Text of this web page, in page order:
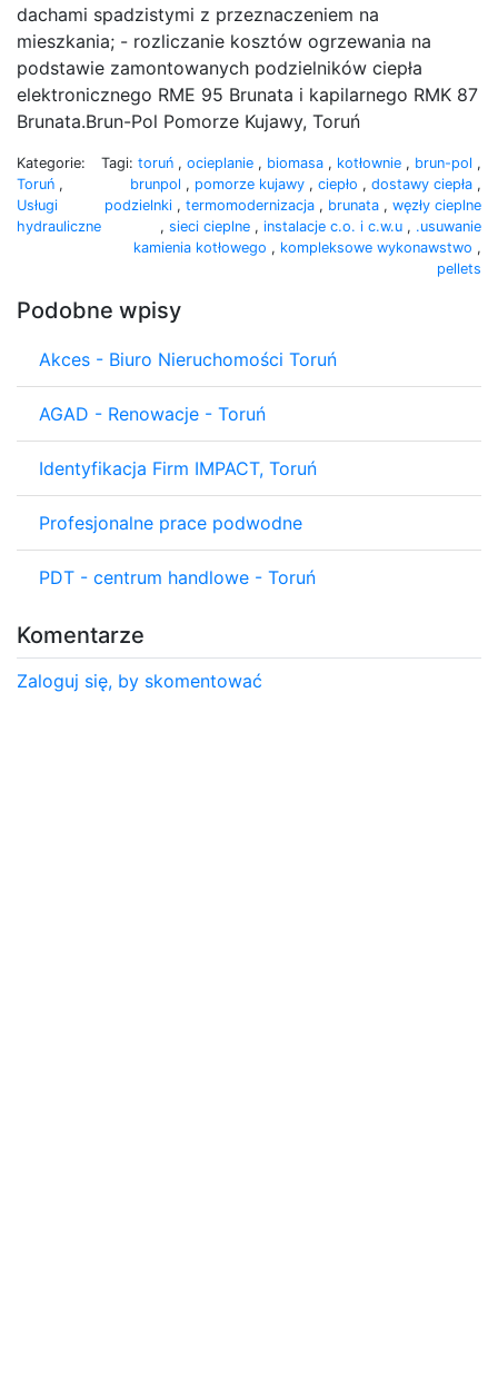
dachami spadzistymi z przeznaczeniem na
mieszkania; - rozliczanie kosztów ogrzewania na
podstawie zamontowanych podzielników ciepła
elektronicznego RME 95 Brunata i kapilarnego RMK 87
Brunata.Brun-Pol Pomorze Kujawy, Toruń
Kategorie:
Toruń ,
Usługi
hydrauliczne
Tagi: toruń , ocieplanie , biomasa , kotłownie , brun-pol ,
brunpol , pomorze kujawy , ciepło , dostawy ciepła ,
podzielnki , termomodernizacja , brunata , węzły cieplne
, sieci cieplne , instalacje c.o. i c.w.u , .usuwanie
kamienia kotłowego , kompleksowe wykonawstwo ,
pellets
Podobne wpisy
Akces - Biuro Nieruchomości Toruń
AGAD - Renowacje - Toruń
Identyfikacja Firm IMPACT, Toruń
Profesjonalne prace podwodne
PDT - centrum handlowe - Toruń
Komentarze
Zaloguj się, by skomentować